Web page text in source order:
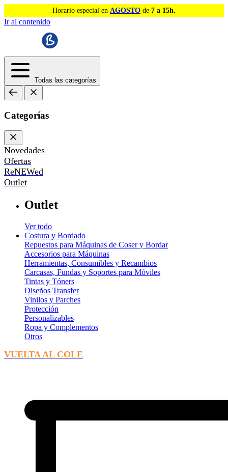
Horario especial en AGOSTO de 7 a 15h.
Ir al contenido
Todas las categorías
Categorías
Novedades
Ofertas
ReNEWed
Outlet
Outlet
Ver todo
Costura y Bordado
Repuestos para Máquinas de Coser y Bordar
Accesorios para Máquinas
Herramientas, Consumibles y Recambios
Carcasas, Fundas y Soportes para Móviles
Tintas y Tóners
Diseños Transfer
Vinilos y Parches
Protección
Personalizables
Ropa y Complementos
Otros
VUELTA AL COLE